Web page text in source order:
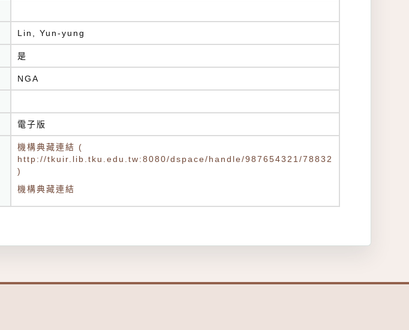
Lin, Yun-yung
是
NGA
電子版
機構典藏連結 (
http://tkuir.lib.tku.edu.tw:8080/dspace/handle/987654321/78832
)
機構典藏連結